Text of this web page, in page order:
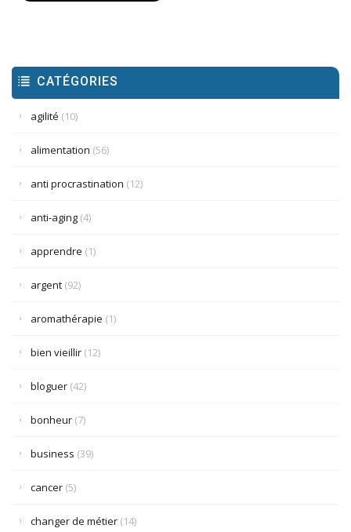
CATÉGORIES
agilité (10)
alimentation (56)
anti procrastination (12)
anti-aging (4)
apprendre (1)
argent (92)
aromathérapie (1)
bien vieillir (12)
bloguer (42)
bonheur (7)
business (39)
cancer (5)
changer de métier (14)